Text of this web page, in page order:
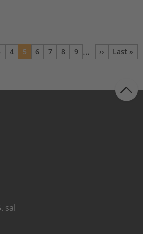
Side
4
Nuværende
5 Side
6 Side
7 Side
8 Side
9 …
Næste
›› Last »
sal